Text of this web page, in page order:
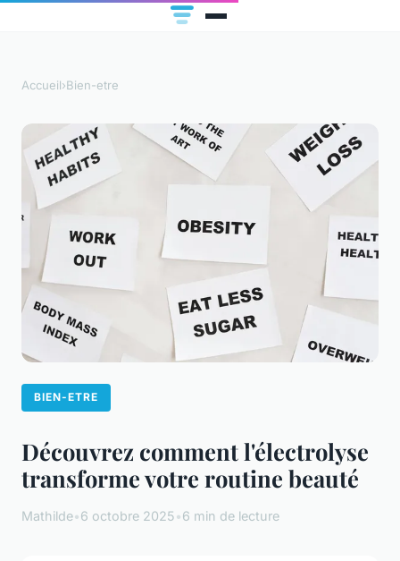
Accueil›Bien-etre
BIEN-ETRE
Découvrez comment l'électrolyse
transforme votre routine beauté
Mathilde•6 octobre 2025•6 min de lecture